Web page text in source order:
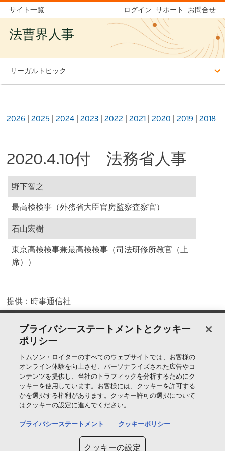
サイト一覧 ログイン サポート お問合せ
法曹界人事
リーガルトピック
2026 |2025 |2024 |2023 |2022 |2021 |2020 |2019 |2018
2020.4.10付 法務省人事
野下智之
最高検検事（外務省大臣官房監察査察官）
石山宏樹
東京高検検事兼最高検検事（司法研修所教官（上
席））
提供：時事通信社
製品＆サービス
サポート
トムソン・ロイターについて
プライバシーステートメントとクッキー
ポリシー
トムソン・ロイターのすべてのウェブサイトでは、お客様の
オンライン体験を向上させ、パーソナライズされた広告やコ
ンテンツを提供し、当社のトラフィックを分析するためにク
ッキーを使用しています。お客様には、クッキーを許可する
かを選択する権利があります。クッキー許可の選択について
はクッキーの設定に進んでください。
プライバシーステートメント クッキーポリシー
クッキーの設定